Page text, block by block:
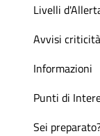
Livelli
Avvisi criticità
Informazioni
Punti di
Sei